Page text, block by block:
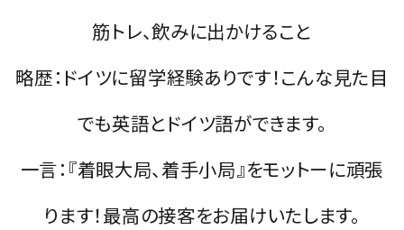
筋トレ、飲みに出かけること
略歴：ドイツに留学経験ありです！こんな見た目
でも英語とドイツ語ができます。
一言：『着眼大局、着手小局』をモットーに頑張
ります！最高の接客をお届けいたします。